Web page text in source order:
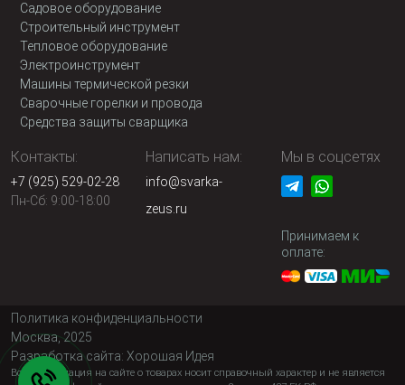
Садовое оборудование
Строительный инструмент
Тепловое оборудование
Электроинструмент
Машины термической резки
Сварочные горелки и провода
Средства защиты сварщика
Контакты:
+7 (925) 529-02-28
Пн-Сб: 9:00-18:00
Написать нам:
info@svarka-
zeus.ru
Мы в соцсетях
Принимаем к
оплате:
Политика конфиденциальности
Москва, 2025
Разработка сайта: Хорошая Идея
Вся информация на сайте о товарах носит справочный характер и не является